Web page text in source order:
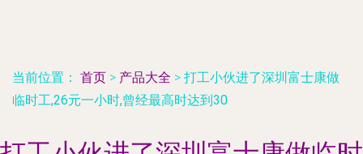
当前位置： 首页 > 产品大全 > 打工小伙进了深圳富士康做
临时工,26元一小时,曾经最高时达到30